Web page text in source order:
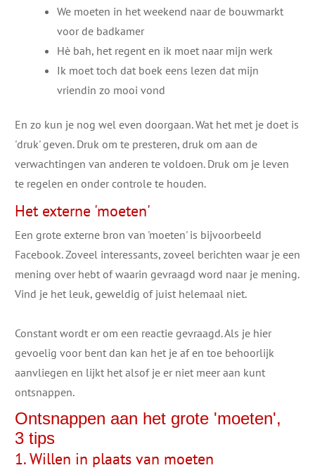
We moeten in het weekend naar de bouwmarkt
voor de badkamer
Hè bah, het regent en ik moet naar mijn werk
Ik moet toch dat boek eens lezen dat mijn
vriendin zo mooi vond
En zo kun je nog wel even doorgaan. Wat het met je doet is
'druk' geven. Druk om te presteren, druk om aan de
verwachtingen van anderen te voldoen. Druk om je leven
te regelen en onder controle te houden.
Het externe 'moeten'
Een grote externe bron van 'moeten' is bijvoorbeeld
Facebook. Zoveel interessants, zoveel berichten waar je een
mening over hebt of waarin gevraagd word naar je mening.
Vind je het leuk, geweldig of juist helemaal niet.
Constant wordt er om een reactie gevraagd. Als je hier
gevoelig voor bent dan kan het je af en toe behoorlijk
aanvliegen en lijkt het alsof je er niet meer aan kunt
ontsnappen.
Ontsnappen aan het grote 'moeten',
3 tips
1. Willen in plaats van moeten